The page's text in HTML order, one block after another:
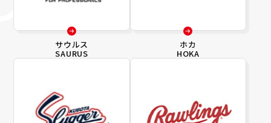
サウルス
SAURUS
ホカ
HOKA